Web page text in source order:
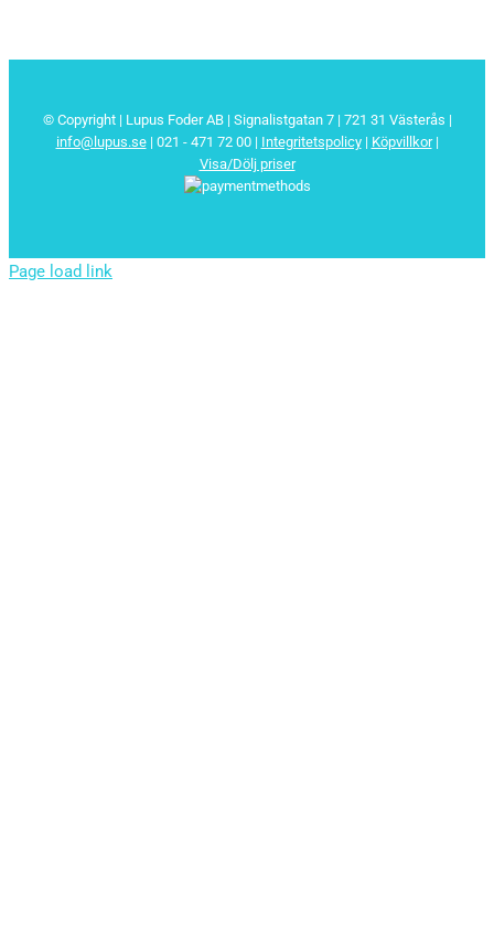
© Copyright | Lupus Foder AB | Signalistgatan 7 | 721 31 Västerås |
info@lupus.se| 021 - 471 72 00 | Integritetspolicy| Köpvillkor|
Visa/Dölj priser
Page load link